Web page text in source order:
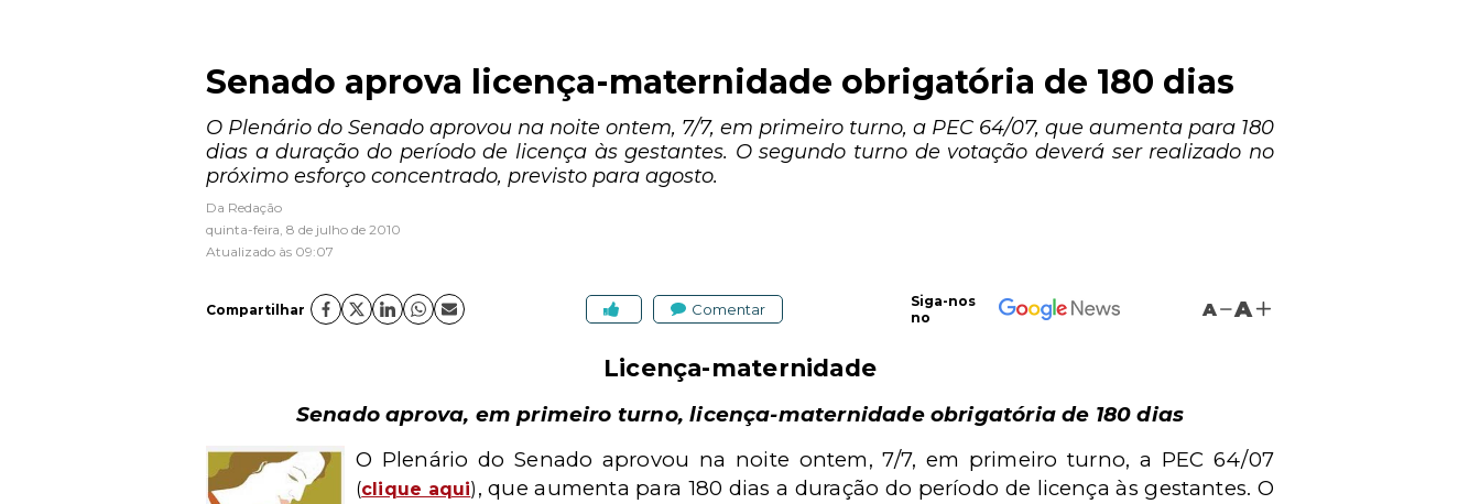
Senado aprova licença-maternidade obrigatória de 180 dias
O Plenário do Senado aprovou na noite ontem, 7/7, em primeiro turno, a PEC 64/07, que aumenta para 180
dias a duração do período de licença às gestantes. O segundo turno de votação deverá ser realizado no
próximo esforço concentrado, previsto para agosto.
Da Redação
quinta-feira, 8 de julho de 2010
Atualizado às 09:07
Compartilhar Comentar
Siga-nos
no
A A
Licença-maternidade
Senado aprova, em primeiro turno, licença-maternidade obrigatória de 180 dias
O Plenário do Senado aprovou na noite ontem, 7/7, em primeiro turno, a PEC 64/07
(clique aqui) , que aumenta para 180 dias a duração do período de licença às gestantes. O